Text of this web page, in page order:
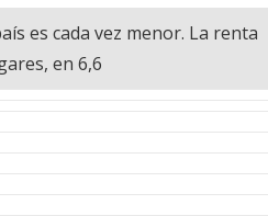
es cada vez menor. La renta
en 6,6